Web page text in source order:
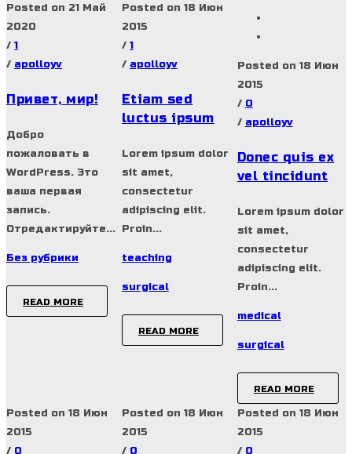
Posted on 21 Май
2020
/ 1
/ apolloyv
Привет, мир!
Добро
пожаловать в
WordPress. Это
ваша первая
запись.
Отредактируйте...
Без рубрики
READ MORE
Posted on 18 Июн
2015
/ 1
/ apolloyv
Etiam sed
luctus ipsum
Lorem ipsum dolor
sit amet,
consectetur
adipiscing elit.
Proin...
teaching
surgical
READ MORE
Posted on 18 Июн
2015
/ 0
/ apolloyv
Donec quis ex
vel tincidunt
Lorem ipsum dolor
sit amet,
consectetur
adipiscing elit.
Proin...
medical
surgical
READ MORE
Posted on 18 Июн
2015
/ 0
Posted on 18 Июн
2015
/ 0
Posted on 18 Июн
2015
/ 0